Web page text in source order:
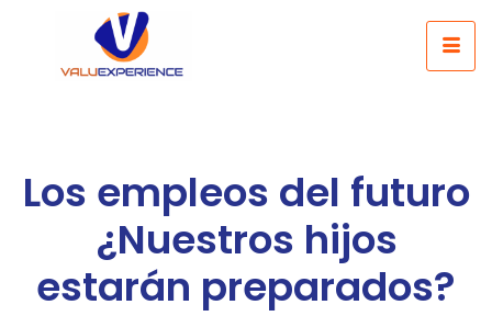
Los empleos del futuro
¿Nuestros hijos
estarán preparados?